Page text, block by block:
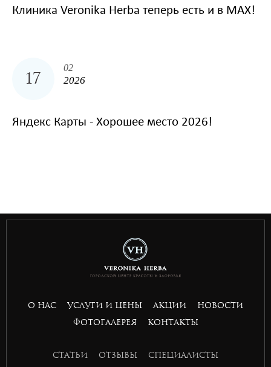
Клиника Veronika Herba теперь есть и в MAX!
17
02
2026
Яндекс Карты - Хорошее место 2026!
bandar slot gacor
toto 4d
basket168
О НАС УСЛУГИ И ЦЕНЫ АКЦИИ
НОВОСТИ
ФОТОГАЛЕРЕЯ
КОНТАКТЫ
СТАТЬИ ОТЗЫВЫ
СПЕЦИАЛИСТЫ